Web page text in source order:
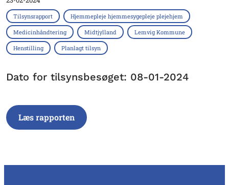
Tilsynsrapport Hjemmepleje hjemmesygepleje plejehjem
Medicinhåndtering Midtjylland Lemvig Kommune
Henstilling Planlagt tilsyn
Dato for tilsynsbesøget: 08-01-2024
Læs rapporten